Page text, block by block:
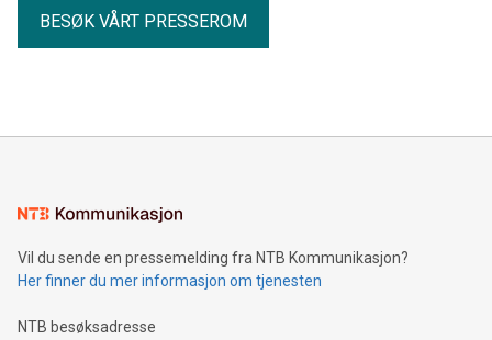
BESØK VÅRT PRESSEROM
Vil du sende en pressemelding fra NTB Kommunikasjon?
Her finner du mer informasjon om tjenesten
NTB besøksadresse